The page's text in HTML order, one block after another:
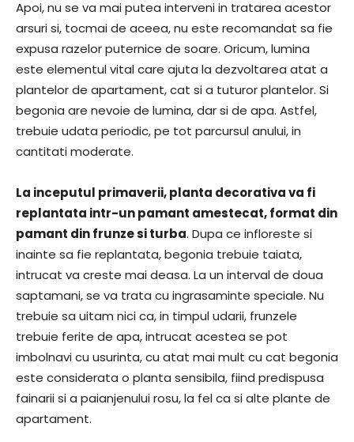
Apoi, nu se va mai putea interveni in tratarea acestor
arsuri si, tocmai de aceea, nu este recomandat sa fie
expusa razelor puternice de soare. Oricum, lumina
este elementul vital care ajuta la dezvoltarea atat a
plantelor de apartament, cat si a tuturor plantelor. Si
begonia are nevoie de lumina, dar si de apa. Astfel,
trebuie udata periodic, pe tot parcursul anului, in
cantitati moderate.
La inceputul primaverii, planta decorativa va fi
replantata intr-un pamant amestecat, format din
pamant din frunze si turba. Dupa ce infloreste si
inainte sa fie replantata, begonia trebuie taiata,
intrucat va creste mai deasa. La un interval de doua
saptamani, se va trata cu ingrasaminte speciale. Nu
trebuie sa uitam nici ca, in timpul udarii, frunzele
trebuie ferite de apa, intrucat acestea se pot
imbolnavi cu usurinta, cu atat mai mult cu cat begonia
este considerata o planta sensibila, fiind predispusa
fainarii si a paianjenului rosu, la fel ca si alte plante de
apartament.